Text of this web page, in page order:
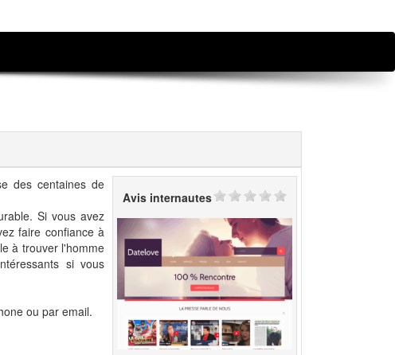
des centaines de
Si vous avez
faire confiance à
à trouver l'homme
si vous
ou par email.
Avis internautes